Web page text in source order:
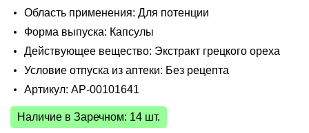
Область применения: Для потенции
Форма выпуска: Капсулы
Действующее вещество: Экстракт грецкого ореха
Условие отпуска из аптеки: Без рецепта
Артикул: AP-00101641
Наличие в Заречном: 14 шт.